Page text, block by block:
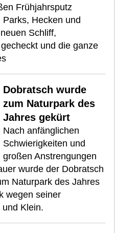
Frühjahrsputz
Hecken und
Schliff,
und die ganze
Dobratsch wurde
zum Naturpark des
Jahres gekürt
Nach anfänglichen
Schwierigkeiten und
großen Anstrengungen
wurde der Dobratsch
Naturpark des Jahres
wegen seiner
Klein.